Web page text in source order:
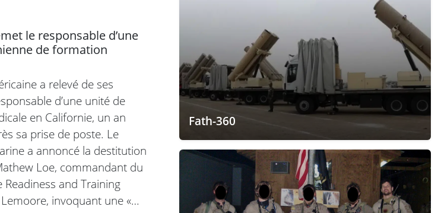
le responsable d’une
de formation
a relevé de ses
d’une unité de
en Californie, un an
sa prise de poste. Le
a annoncé la destitution
Loe, commandant du
Readiness and Training
invoquant une «…
Fath-360